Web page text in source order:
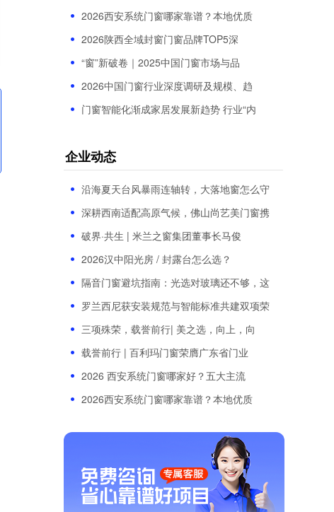
2026西安系统门窗哪家靠谱？本地优质
2026陕西全域封窗门窗品牌TOP5深
“窗”新破卷｜2025中国门窗市场与品
2026中国门窗行业深度调研及规模、趋
门窗智能化渐成家居发展新趋势 行业“内
企业动态
沿海夏天台风暴雨连轴转，大落地窗怎么守
深耕西南适配高原气候，佛山尚艺美门窗携
破界·共生 | 米兰之窗集团董事长马俊
2026汉中阳光房 / 封露台怎么选？
隔音门窗避坑指南：光选对玻璃还不够，这
罗兰西尼获安装规范与智能标准共建双项荣
三项殊荣，载誉前行| 美之选，向上，向
载誉前行 | 百利玛门窗荣膺广东省门业
2026 西安系统门窗哪家好？五大主流
2026西安系统门窗哪家靠谱？本地优质